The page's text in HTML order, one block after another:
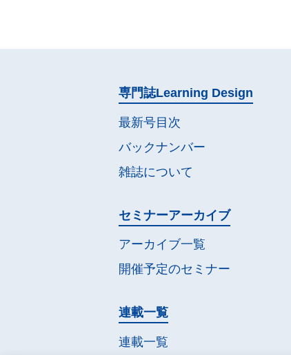
専門誌Learning Design
最新号目次
バックナンバー
雑誌について
セミナーアーカイブ
アーカイブ一覧
開催予定のセミナー
連載一覧
連載一覧